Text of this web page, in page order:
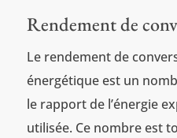
Rendement de
Le rendement de
énergétique est un
le rapport de l’énergie
utilisée. Ce nombre est